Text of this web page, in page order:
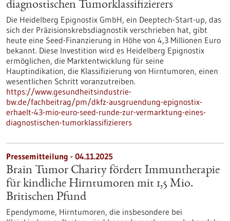
diagnostischen Tumorklassifizierers
Die Heidelberg Epignostix GmbH, ein Deeptech-Start-up, das
sich der Präzisionskrebsdiagnostik verschrieben hat, gibt
heute eine Seed-Finanzierung in Höhe von 4,3 Millionen Euro
bekannt. Diese Investition wird es Heidelberg Epignostix
ermöglichen, die Marktentwicklung für seine
Hauptindikation, die Klassifizierung von Hirntumoren, einen
wesentlichen Schritt voranzutreiben.
https://www.gesundheitsindustrie-
bw.de/fachbeitrag/pm/dkfz-ausgruendung-epignostix-
erhaelt-43-mio-euro-seed-runde-zur-vermarktung-eines-
diagnostischen-tumorklassifizierers
Pressemitteilung - 04.11.2025
Brain Tumor Charity fördert Immuntherapie
für kindliche Hirntumoren mit 1,5 Mio.
Britischen Pfund
Ependymome, Hirntumoren, die insbesondere bei